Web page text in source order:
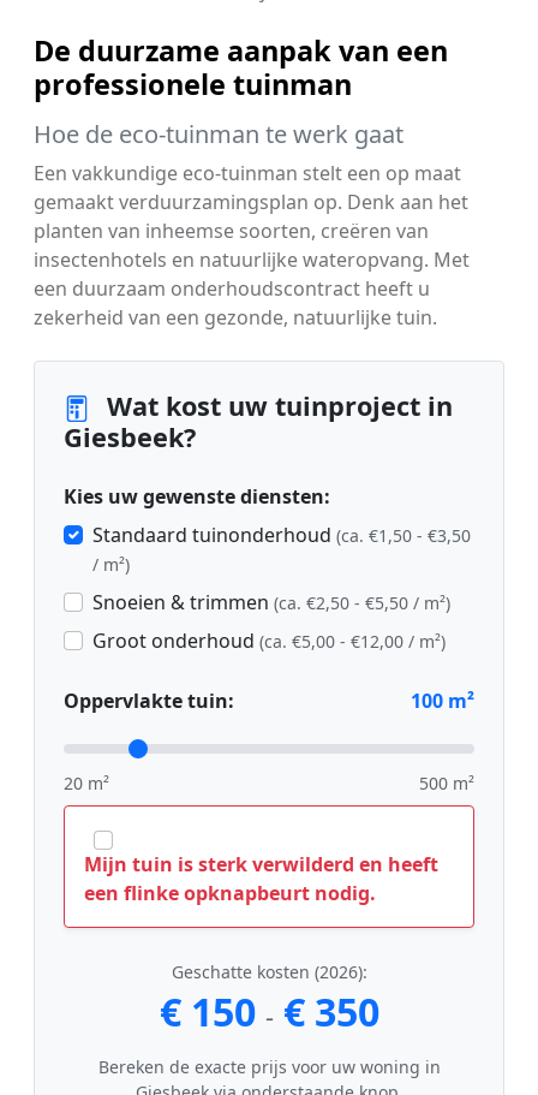
De duurzame aanpak van een
professionele tuinman
Hoe de eco-tuinman te werk gaat
Een vakkundige eco-tuinman stelt een op maat
gemaakt verduurzamingsplan op. Denk aan het
planten van inheemse soorten, creëren van
insectenhotels en natuurlijke wateropvang. Met
een duurzaam onderhoudscontract heeft u
zekerheid van een gezonde, natuurlijke tuin.
Wat kost uw tuinproject in
Giesbeek?
Kies uw gewenste diensten:
Standaard tuinonderhoud (ca. €1,50 - €3,50
/ m²)
Snoeien & trimmen (ca. €2,50 - €5,50 / m²)
Groot onderhoud (ca. €5,00 - €12,00 / m²)
Oppervlakte tuin: 100 m²
20 m² 500 m²
Mijn tuin is sterk verwilderd en heeft
een flinke opknapbeurt nodig.
Geschatte kosten (2026):
€ 150 - € 350
Bereken de exacte prijs voor uw woning in